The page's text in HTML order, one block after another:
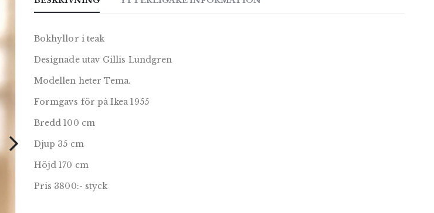
Bokhyllor i teak
Designade utav Gillis Lundgren
Modellen heter Tema.
Formgavs för på Ikea 1955
Bredd 100 cm
Djup 35 cm
Höjd 170 cm
Pris 3800:- styck